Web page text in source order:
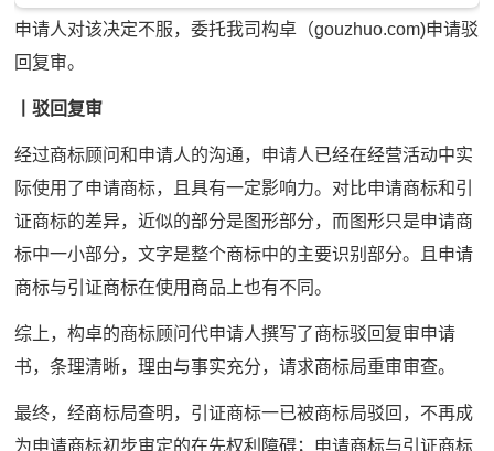
申请人对该决定不服，委托我司构卓（gouzhuo.com)申请驳
回复审。
丨驳回复审
经过商标顾问和申请人的沟通，申请人已经在经营活动中实
际使用了申请商标，且具有一定影响力。对比申请商标和引
证商标的差异，近似的部分是图形部分，而图形只是申请商
标中一小部分，文字是整个商标中的主要识别部分。且申请
商标与引证商标在使用商品上也有不同。
综上，构卓的商标顾问代申请人撰写了商标驳回复审申请
书，条理清晰，理由与事实充分，请求商标局重审审查。
最终，经商标局查明，引证商标一已被商标局驳回，不再成
为申请商标初步审定的在先权利障碍；申请商标与引证商标